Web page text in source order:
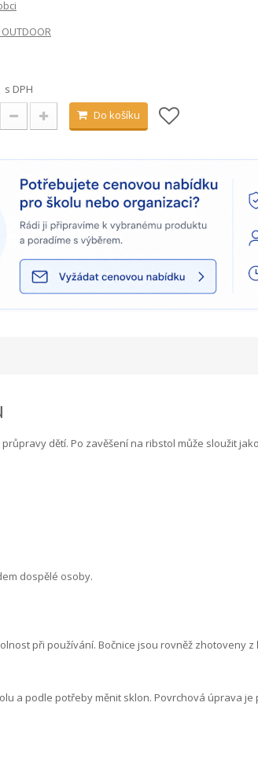
s DPH
Do košíku
dětí. Po zavěšení na ribstol může sloužit
dospělé osoby.
při používání. Bočnice jsou rovněž zhotoveny z
a podle potřeby měnit sklon. Povrchová úprava je